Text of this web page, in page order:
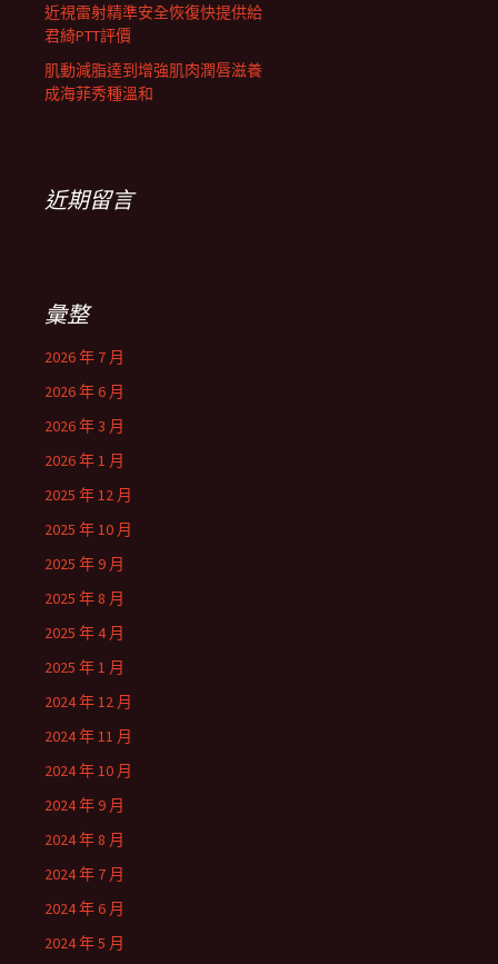
近視雷射精準安全恢復快提供給
君綺PTT評價
肌動減脂達到增強肌肉潤唇滋養
成海菲秀種溫和
近期留言
彙整
2026 年 7 月
2026 年 6 月
2026 年 3 月
2026 年 1 月
2025 年 12 月
2025 年 10 月
2025 年 9 月
2025 年 8 月
2025 年 4 月
2025 年 1 月
2024 年 12 月
2024 年 11 月
2024 年 10 月
2024 年 9 月
2024 年 8 月
2024 年 7 月
2024 年 6 月
2024 年 5 月